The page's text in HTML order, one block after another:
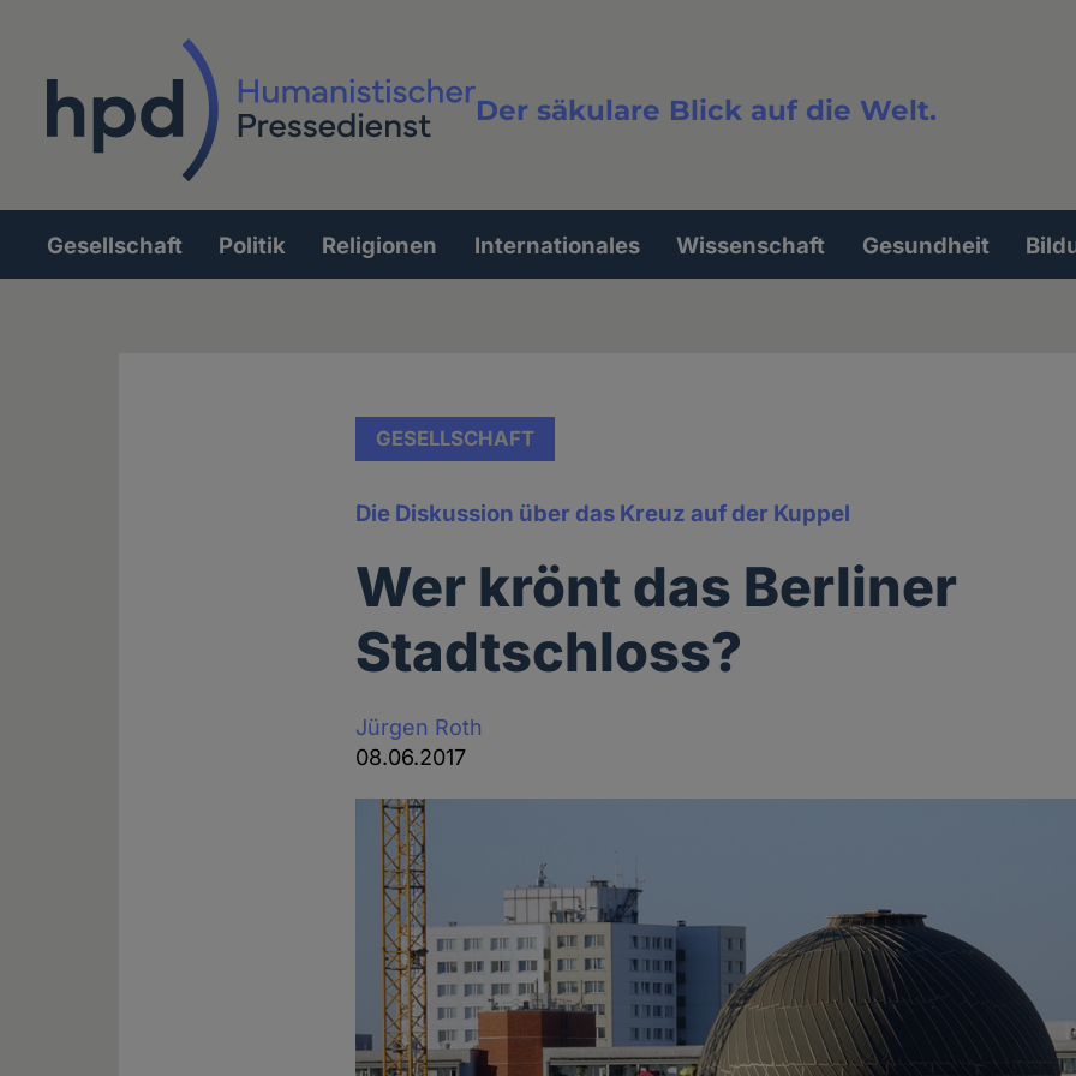
Der säkulare Blick auf die Welt.
Volltextsuche
Hauptnavigation
Gesellschaft Politik Religionen Internationales Wissenschaft Gesundheit
GESELLSCHAFT
Die Diskussion über das Kreuz auf der Kuppel
Wer krönt das Berliner
Stadtschloss?
Jürgen Roth
08.06.2017